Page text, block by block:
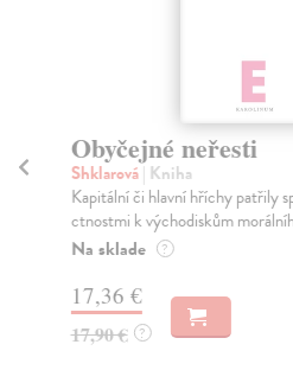
Obyčejné neřesti
Shklarová| Kniha
Kapitální či hlavní hříchy patřily
ctnostmi k východiskům
Na sklade ?
17,36 €
17,90 € ?